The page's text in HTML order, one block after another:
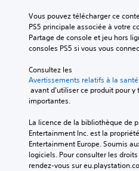
Vous pouvez télécharger ce
PS5 principale associée à votre
Partage de console et jeu hors
consoles PS5 si vous vous
Consultez les
Avertissements relatifs à la santé
importantes.
La licence de la bibliothèque de
Entertainment Inc. est la
Entertainment Europe. Soumis
logiciels. Pour consulter les
rendez-vous sur